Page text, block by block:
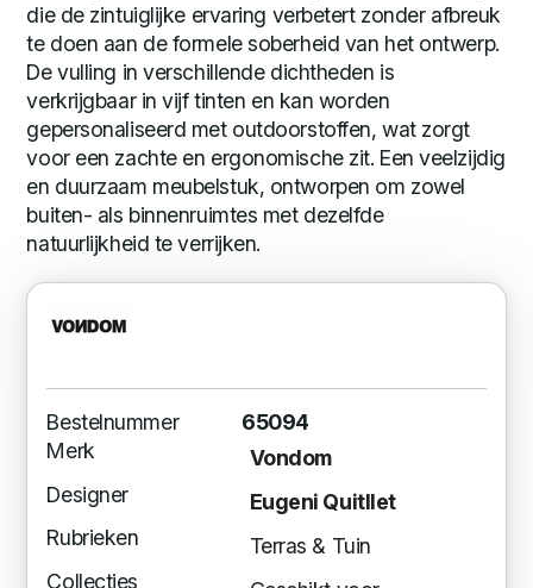
die de zintuiglijke ervaring verbetert zonder afbreuk
te doen aan de formele soberheid van het ontwerp.
De vulling in verschillende dichtheden is
verkrijgbaar in vijf tinten en kan worden
gepersonaliseerd met outdoorstoffen, wat zorgt
voor een zachte en ergonomische zit. Een veelzijdig
en duurzaam meubelstuk, ontworpen om zowel
buiten- als binnenruimtes met dezelfde
natuurlijkheid te verrijken.
Bestelnummer
65094
Merk
Vondom
Designer
Eugeni Quitllet
Rubrieken
Terras & Tuin
Collecties